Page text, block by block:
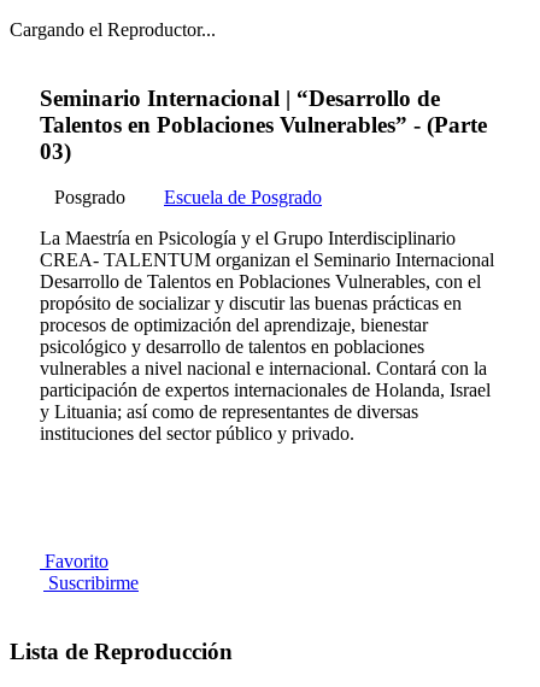
Cargando el Reproductor...
Seminario Internacional | “Desarrollo de
Talentos en Poblaciones Vulnerables” - (Parte
03)
Posgrado
Escuela de Posgrado
La Maestría en Psicología y el Grupo Interdisciplinario
CREA- TALENTUM organizan el Seminario Internacional
Desarrollo de Talentos en Poblaciones Vulnerables, con el
propósito de socializar y discutir las buenas prácticas en
procesos de optimización del aprendizaje, bienestar
psicológico y desarrollo de talentos en poblaciones
vulnerables a nivel nacional e internacional. Contará con la
participación de expertos internacionales de Holanda, Israel
y Lituania; así como de representantes de diversas
instituciones del sector público y privado.
Favorito
Suscribirme
Lista de Reproducción